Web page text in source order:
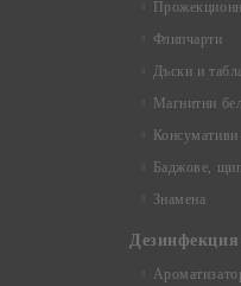
Флипчарти
Дъски и
Магнитни
Баджове,
Знамена